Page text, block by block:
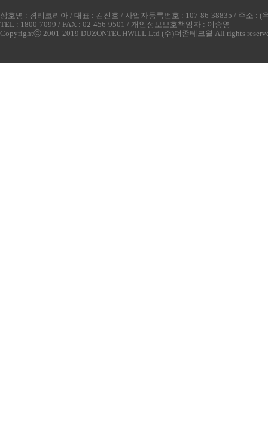
상호명 : 경리코리아 / 대표 : 김진호 / 사업자등록번호 : 107-86-38835 / 주소 :
TEL : 1800-7099 / FAX : 02-456-9501 / 개인정보보호책임자 : 이승영
Copyrightⓒ 2001-2019 DUZONTECHWILL Ltd (주)더존테크윌 All rights